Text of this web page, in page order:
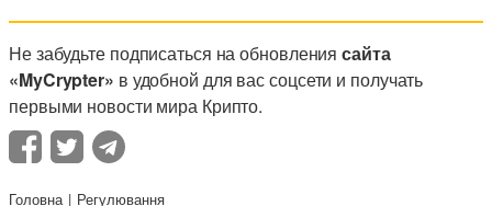
Не забудьте подписаться на обновлениясайта
«MyCrypter» в удобной для вас соцсети и получать
первыми новости мира Крипто.
Головна Регулювання